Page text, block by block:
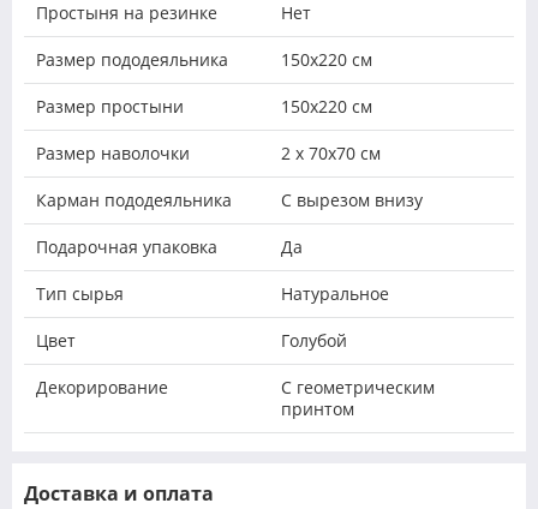
Простыня на резинке Нет
Размер пододеяльника 150х220 см
Размер простыни 150х220 см
Размер наволочки 2 х 70х70 см
Карман пододеяльника С вырезом внизу
Подарочная упаковка Да
Тип сырья Натуральное
Цвет Голубой
Декорирование
С геометрическим
принтом
Доставка и оплата